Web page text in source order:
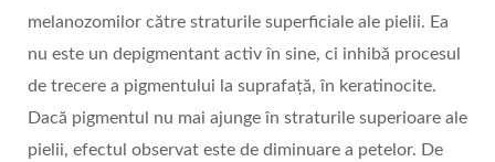
melanozomilor către straturile superficiale ale pielii. Ea
nu este un depigmentant activ în sine, ci inhibă procesul
de trecere a pigmentului la suprafață, în keratinocite.
Dacă pigmentul nu mai ajunge în straturile superioare ale
pielii, efectul observat este de diminuare a petelor. De